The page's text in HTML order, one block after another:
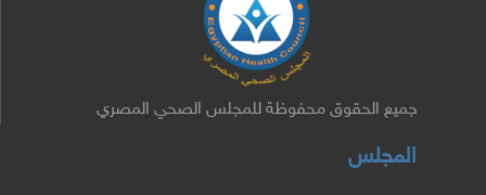
جميع الحقوق محفوظة للمجلس الصحي المصري
المجلس